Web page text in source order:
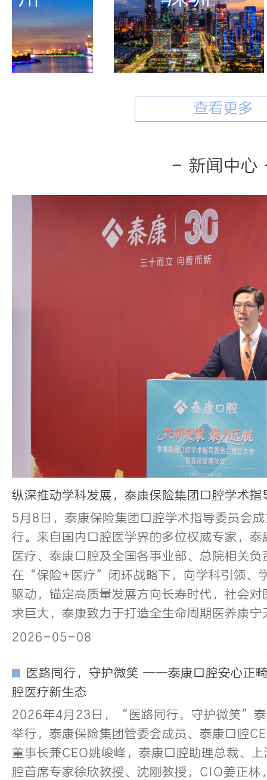
查看更多
- 新闻中
纵深推动学科发展，泰康保险集团口腔学术指
5月8日，泰康保险集团口腔学术指导委员会
行。来自国内口腔医学界的多位权威专家，
医疗、泰康口腔及全国各事业部、总院相关
在“保险+医疗”闭环战略下，向学科引领、
驱动，锚定高质量发展方向长寿时代，社会
求巨大，泰康致力于打造全生命周期医养康
2026-05-08
医路同行，守护微笑 ——泰康口腔安心正
腔医疗新生态
2026年4月23日，“医路同行，守护微笑”泰
举行，泰康保险集团管委会成员、泰康口腔
董事长兼CEO姚峻峰，泰康口腔助理总裁、
腔首席专家徐欣教授、沈刚教授，CIO姜正林